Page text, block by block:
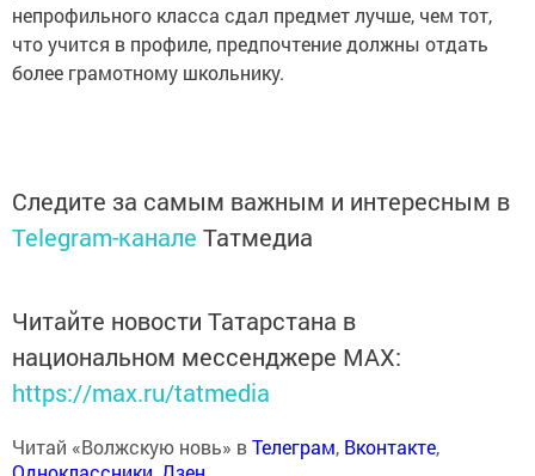
непрофильного класса сдал предмет лучше, чем тот,
что учится в профиле, предпочтение должны отдать
более грамотному школьнику.
Следите за самым важным и интересным в
Telegram-канале Татмедиа
Читайте новости Татарстана в
национальном мессенджере MАХ:
https://max.ru/tatmedia
Читай «Волжскую новь» вТелеграм, Вконтакте,